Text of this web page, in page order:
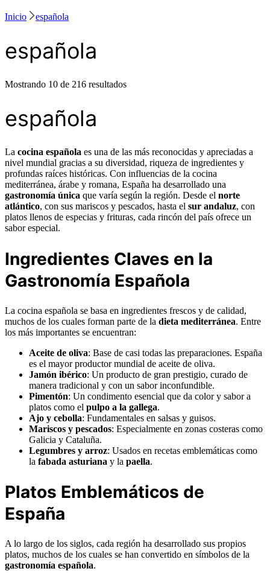
Inicio española
española
Mostrando 10 de 216 resultados
española
La cocina española es una de las más reconocidas y apreciadas a
nivel mundial gracias a su diversidad, riqueza de ingredientes y
profundas raíces históricas. Con influencias de la cocina
mediterránea, árabe y romana, España ha desarrollado una
gastronomía única que varía según la región. Desde el norte
atlántico, con sus mariscos y pescados, hasta el sur andaluz, con
platos llenos de especias y frituras, cada rincón del país ofrece un
sabor especial.
Ingredientes Claves en la
Gastronomía Española
La cocina española se basa en ingredientes frescos y de calidad,
muchos de los cuales forman parte de la dieta mediterránea. Entre
los más importantes se encuentran:
Aceite de oliva: Base de casi todas las preparaciones. España
es el mayor productor mundial de aceite de oliva.
Jamón ibérico: Un producto de gran prestigio, curado de
manera tradicional y con un sabor inconfundible.
Pimentón: Un condimento esencial que da color y sabor a
platos como el pulpo a la gallega.
Ajo y cebolla: Fundamentales en salsas y guisos.
Mariscos y pescados: Especialmente en zonas costeras como
Galicia y Cataluña.
Legumbres y arroz: Usados en recetas emblemáticas como
la fabada asturiana y la paella.
Platos Emblemáticos de
España
A lo largo de los siglos, cada región ha desarrollado sus propios
platos, muchos de los cuales se han convertido en símbolos de la
gastronomía española.